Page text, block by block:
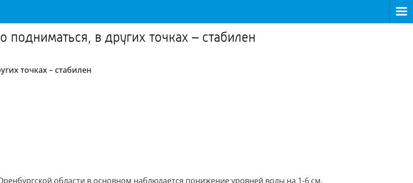
в других точках – стабилен
точках – стабилен
области в основном наблюдается понижение уровней воды на 1-6 см.